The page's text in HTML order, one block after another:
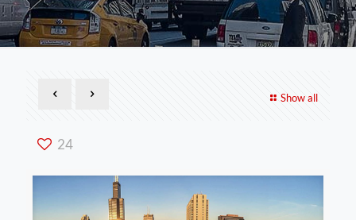
Show all
24